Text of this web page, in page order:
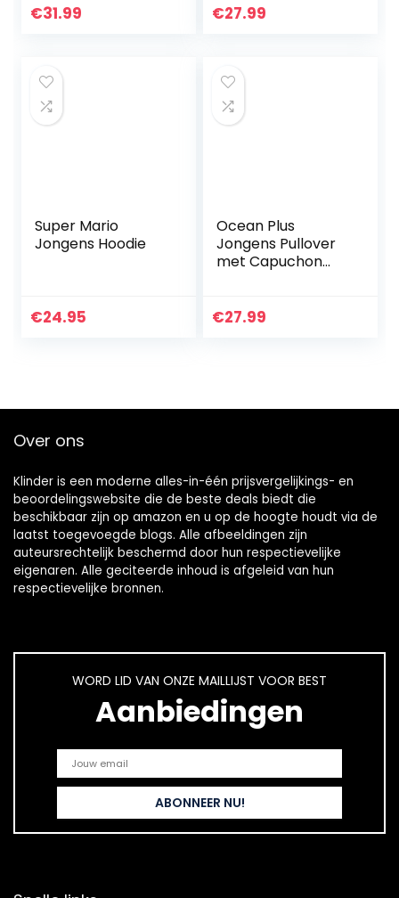
€31.99
tieners
€27.99
Super Mario
Jongens Hoodie
€24.95
Ocean Plus
Jongens Pullover
met Capuchon
Sweater met
€27.99
Over ons
Klinder is een moderne alles-in-één prijsvergelijkings- en
beoordelingswebsite die de beste deals biedt die
beschikbaar zijn op amazon en u op de hoogte houdt via de
laatst toegevoegde blogs. Alle afbeeldingen zijn
auteursrechtelijk beschermd door hun respectievelijke
eigenaren. Alle geciteerde inhoud is afgeleid van hun
respectievelijke bronnen.
WORD LID VAN ONZE MAILLIJST VOOR BEST
Aanbiedingen